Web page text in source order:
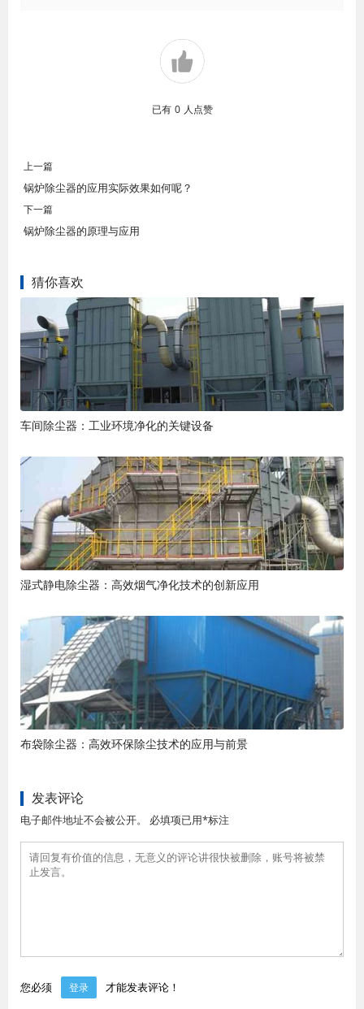
已有 0 人点赞
上一篇
锅炉除尘器的应用实际效果如何呢？
下一篇
锅炉除尘器的原理与应用
猜你喜欢
车间除尘器：工业环境净化的关键设备
湿式静电除尘器：高效烟气净化技术的创新应用
布袋除尘器：高效环保除尘技术的应用与前景
发表评论
电子邮件地址不会被公开。 必填项已用*标注
您必须 登录 才能发表评论！